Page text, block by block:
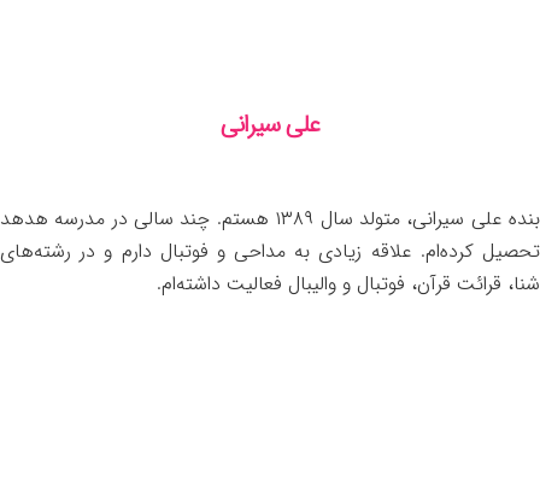
علی سیرانی
بنده علی سیرانی، متولد سال ۱۳۸۹ هستم. چند سالی در مدرسه هدهد
تحصیل کرده‌ام. علاقه زیادی به مداحی و فوتبال دارم و در رشته‌های
شنا، قرائت قرآن، فوتبال و والیبال فعالیت داشته‌ام.